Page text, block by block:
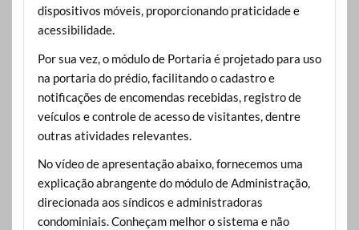
dispositivos móveis, proporcionando praticidade e
acessibilidade.
Por sua vez, o módulo de Portaria é projetado para uso
na portaria do prédio, facilitando o cadastro e
notificações de encomendas recebidas, registro de
veículos e controle de acesso de visitantes, dentre
outras atividades relevantes.
No vídeo de apresentação abaixo, fornecemos uma
explicação abrangente do módulo de Administração,
direcionada aos síndicos e administradoras
condominiais. Conheçam melhor o sistema e não